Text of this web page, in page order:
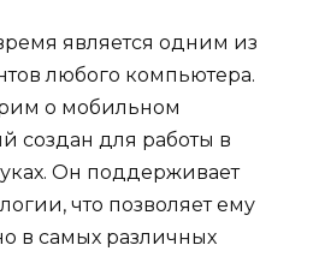
является одним из
любого компьютера.
о мобильном
создан для работы в
Он поддерживает
что позволяет ему
в самых различных